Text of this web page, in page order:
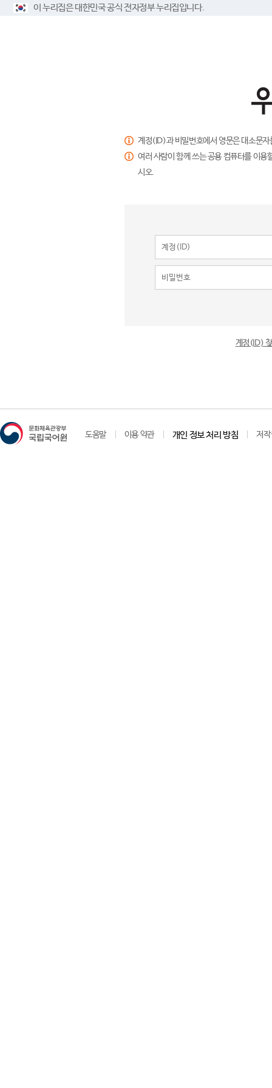
이 누리집은 대한민국 공식 전자정부 누리집입니다.
계정(ID)과 비밀번호에서 영문은 대소문
여러 사람이 함께 쓰는 공용 컴퓨터를 이
시오.
계정(ID)
도움말 이용 약관 개인 정보 처리 방침 저